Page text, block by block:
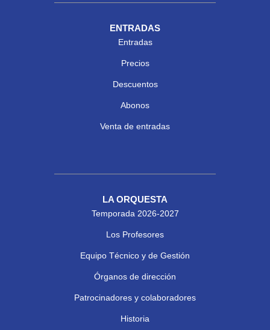
ENTRADAS
Entradas
Precios
Descuentos
Abonos
Venta de entradas
LA ORQUESTA
Temporada 2026-2027
Los Profesores
Equipo Técnico y de Gestión
Órganos de dirección
Patrocinadores y colaboradores
Historia